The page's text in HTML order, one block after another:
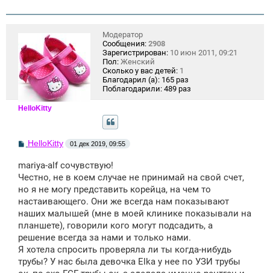
HelloKitty
Модератор
Сообщения: 2908
Зарегистрирован: 10 июн 2011, 09:21
Пол: Женский
Сколько у вас детей: 1
Благодарил (а): 165 раз
Поблагодарили: 489 раз
С
б
щ
н
и
HelloKitty 01 дек 2019, 09:55
mariya-alf сочувствую!
Честно, не в коем случае не принимай на свой счет,
но я не могу представить корейца, на чем то
настаивающего. Они же всегда нам показывают
наших малышей (мне в моей клинике показывали на
планшете), говорили кого могут подсадить, а
решение всегда за нами и только нами.
Я хотела спросить проверяла ли ты когда-нибудь
трубы? У нас была девочка Elka у нее по УЗИ трубы